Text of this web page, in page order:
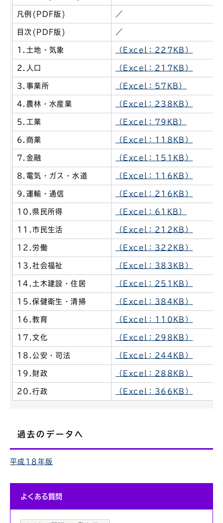
凡例(PDF版) ／
目次(PDF版) ／
1.土地・気象 （Excel：227KB）
2.人口 （Excel：217KB）
3.事業所 （Excel：57KB）
4.農林・水産業 （Excel：238KB）
5.工業 （Excel：79KB）
6.商業 （Excel：118KB）
7.金融 （Excel：151KB）
8.電気・ガス・水道 （Excel：116KB）
9.運輸・通信 （Excel：216KB）
10.県民所得 （Excel：61KB）
11.市民生活 （Excel：212KB）
12.労働 （Excel：322KB）
13.社会福祉 （Excel：383KB）
14.土木建設・住居 （Excel：251KB）
15.保健衛生・清掃 （Excel：384KB）
16.教育 （Excel：110KB）
17.文化 （Excel：298KB）
18.公安・司法 （Excel：244KB）
19.財政 （Excel：288KB）
20.行政 （Excel：366KB）
過去のデータへ
平成18年版
よくある質問